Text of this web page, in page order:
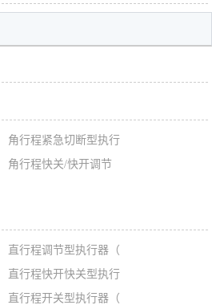
角行程紧急切断型执行
角行程快关/快开调节
直行程调节型执行器（
直行程快开快关型执行
直行程开关型执行器（